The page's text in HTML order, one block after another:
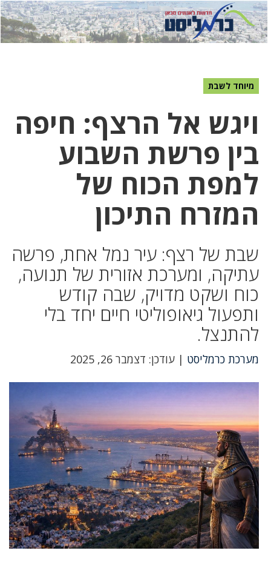
לחץ
כאן
לחץ
כדי
מיוחד לשבת
ויגש אל הרצף: חיפה
בין פרשת השבוע
למפת הכוח של
המזרח התיכון
שבת של רצף: עיר נמל אחת, פרשה
עתיקה, ומערכת אזורית של תנועה,
כוח ושקט מדויק, שבה קודש
ותפעול גיאופוליטי חיים יחד בלי
להתנצל.
מערכת כרמליסט | עודכן: דצמבר 26, 2025